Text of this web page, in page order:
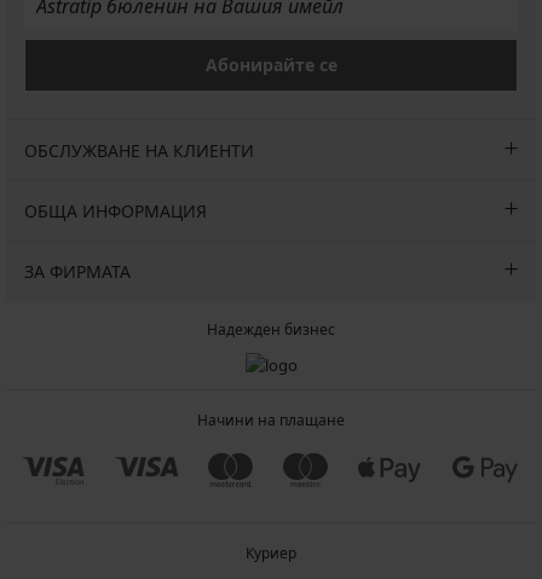
Абонирайте се
ОБСЛУЖВАНЕ НА КЛИЕНТИ
ОБЩА ИНФОРМАЦИЯ
ЗА ФИРМАТА
Надежден бизнес
Начини на плащане
Куриер